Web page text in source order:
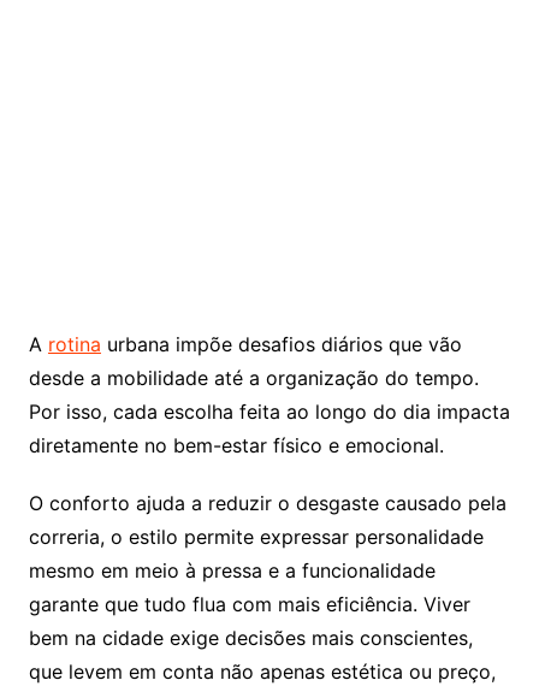
A rotina urbana impõe desafios diários que vão
desde a mobilidade até a organização do tempo.
Por isso, cada escolha feita ao longo do dia impacta
diretamente no bem-estar físico e emocional.
O conforto ajuda a reduzir o desgaste causado pela
correria, o estilo permite expressar personalidade
mesmo em meio à pressa e a funcionalidade
garante que tudo flua com mais eficiência. Viver
bem na cidade exige decisões mais conscientes,
que levem em conta não apenas estética ou preço,